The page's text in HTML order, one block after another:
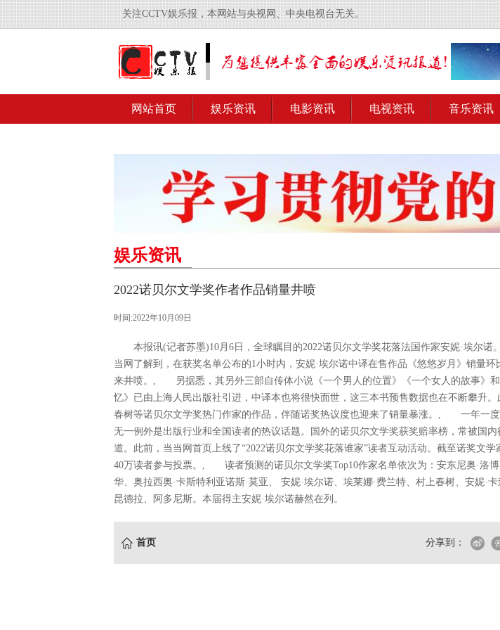
关注CCTV娱乐报，本网站与央视网、中央电视台无关。
网站首页 娱乐资讯 电影资讯 电视资讯 音乐资讯
娱乐资讯
2022诺贝尔文学奖作者作品销量井喷
时间:2022年10月09日
本报讯(记者苏墨)10月6日，全球瞩目的2022诺贝尔文学奖花落法国作家安妮·埃尔诺
当网了解到，在获奖名单公布的1小时内，安妮·埃尔诺中译在售作品《悠悠岁月》销量环
来井喷。, 另据悉，其另外三部自传体小说《一个男人的位置》《一个女人的故事》
忆》已由上海人民出版社引进，中译本也将很快面世，这三本书预售数据也在不断攀升。
春树等诺贝尔文学奖热门作家的作品，伴随诺奖热议度也迎来了销量暴涨。, 一年一度
无一例外是出版行业和全国读者的热议话题。国外的诺贝尔文学奖获奖赔率榜，常被国
道。此前，当当网首页上线了“2022诺贝尔文学奖花落谁家”读者互动活动。截至诺奖文学
40万读者参与投票。, 读者预测的诺贝尔文学奖Top10作家名单依次为：安东尼奥·洛博
华、奥拉西奥·卡斯特利亚诺斯·莫亚、 安妮·埃尔诺、埃莱娜·费兰特、村上春树、安妮·卡
昆德拉、阿多尼斯。本届得主安妮·埃尔诺赫然在列。
首页 分享到：